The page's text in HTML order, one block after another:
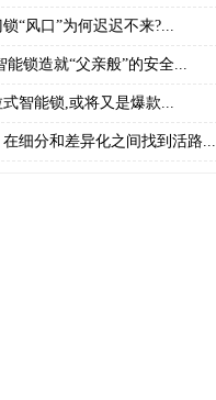
“风口”为何迟迟不来?...
能锁造就“父亲般”的安全...
智能锁,或将又是爆款...
细分和差异化之间找到活路...